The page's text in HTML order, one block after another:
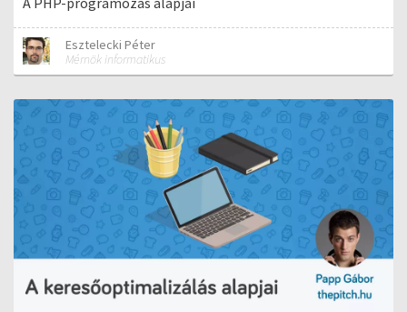
Esztelecki Péter
Mérnök informatikus